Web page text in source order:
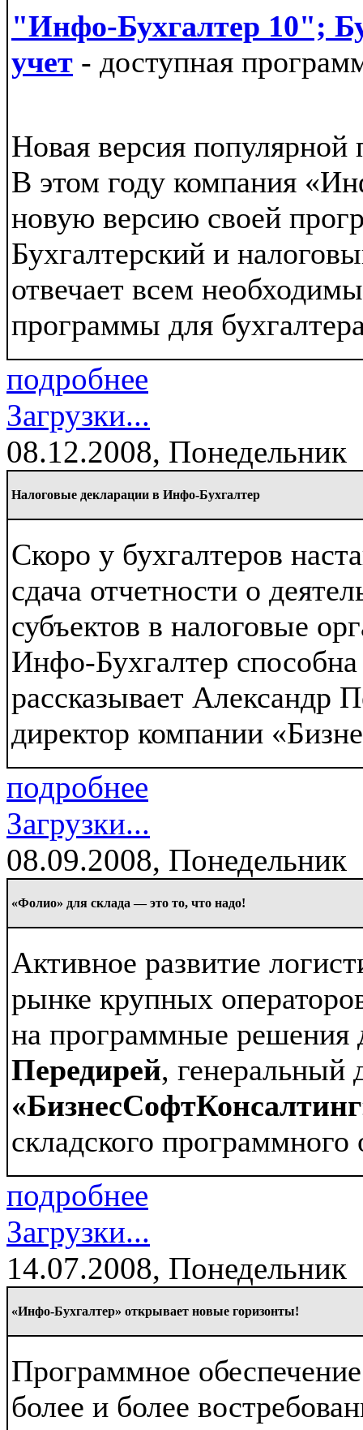
"Инфо-Бухгалтер 10";
учет - доступная
Новая версия
В этом году компания
новую версию своей
Бухгалтерский и
отвечает всем
программы для
подробнее
Загрузки...
08.12.2008, Понедельник
Налоговые декларации в Инфо-Бухгалтер
Скоро у бухгалтеров
сдача отчетности о
субъектов в налоговые
Инфо-Бухгалтер способна
рассказывает Александр
директор компании
подробнее
Загрузки...
08.09.2008, Понедельник
«Фолио» для склада — это то, что надо!
Активное развитие
рынке крупных
на программные решения
Передирей, генеральный
складского программного
подробнее
Загрузки...
14.07.2008, Понедельник
«Инфо-Бухгалтер» открывает новые горизонты!
Программное
более и более